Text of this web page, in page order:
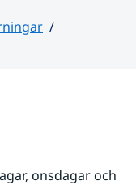
onsdagar och